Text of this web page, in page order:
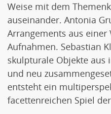
Weise mit dem
auseinander. Antonia
Arrangements aus einer
Aufnahmen. Sebastian
skulpturale Objekte aus
und neu
entsteht ein
facettenreichen Spiel